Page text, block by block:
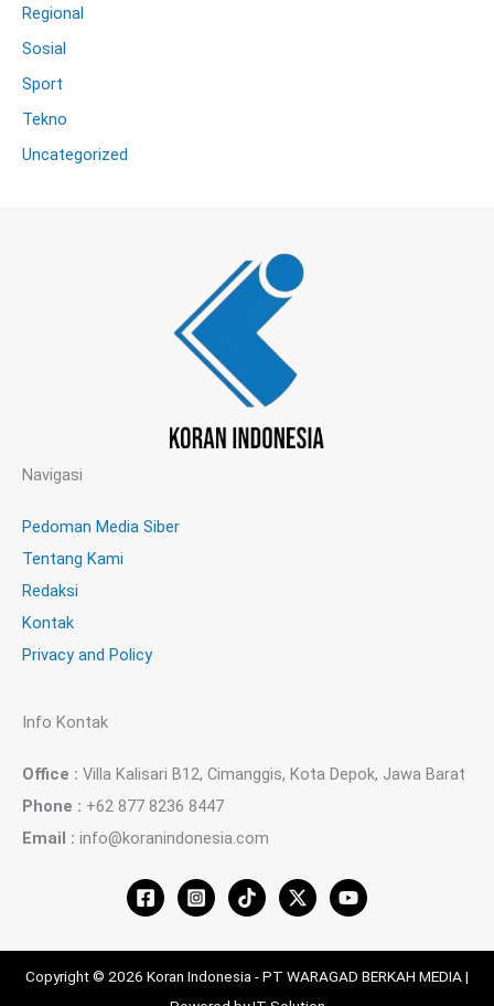
Regional
Sosial
Sport
Tekno
Uncategorized
Navigasi
Pedoman Media Siber
Tentang Kami
Redaksi
Kontak
Privacy and Policy
Info Kontak
Office : Villa Kalisari B12, Cimanggis, Kota Depok, Jawa Barat
Phone : +62 877 8236 8447
Email : info@koranindonesia.com
Copyright © 2026 Koran Indonesia - PT WARAGAD BERKAH MEDIA |